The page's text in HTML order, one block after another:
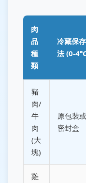
肉
品
種
類
冷藏保存
法 (0-
豬
肉/
牛
肉
(大
塊)
原包裝或
密封盒
雞